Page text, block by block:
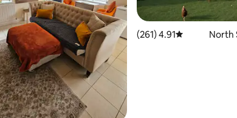
متوسط التقييم 4.91 من 5، 261 مراجعات
4.91 (261)